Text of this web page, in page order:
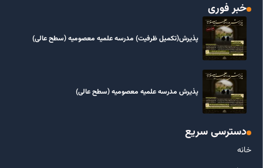
خبر فوری
پذیرش(تکمیل ظرفیت) مدرسه علمیه معصومیه‌ (سطح عالی)
پذیرش مدرسه علمیه معصومیه‌ (سطح عالی)
دسترسی سریع
خانه